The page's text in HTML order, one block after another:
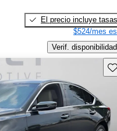
El precio incluye tasas
$524/mes
Verif. disponibilidad